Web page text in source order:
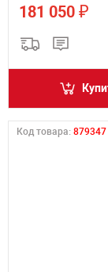
181 050 ₽
Код товара: 879347